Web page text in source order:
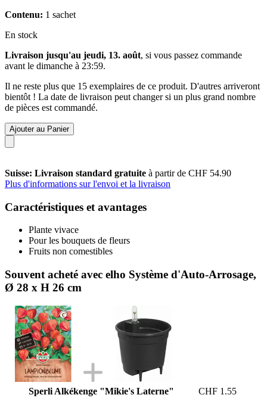
Contenu: 1 sachet
En stock
Livraison jusqu'au jeudi, 13. août, si vous passez commande
avant le dimanche à 23:59.
Il ne reste plus que 15 exemplaires de ce produit. D'autres arriveront
bientôt ! La date de livraison peut changer si un plus grand nombre
de pièces est commandé.
Ajouter au Panier
Suisse: Livraison standard gratuite à partir de CHF 54.90
Plus d'informations sur l'envoi et la livraison
Caractéristiques et avantages
Plante vivace
Pour les bouquets de fleurs
Fruits non comestibles
Souvent acheté avec elho Système d'Auto-Arrosage,
Ø 28 x H 26 cm
Sperli Alkékenge "Mikie's Laterne"
CHF 1.55